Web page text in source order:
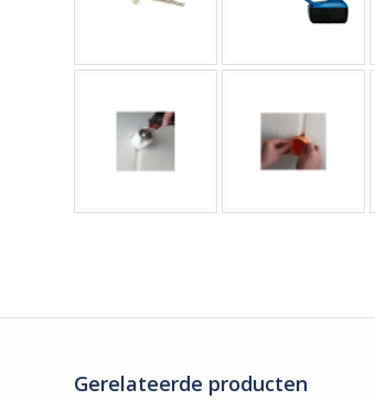
Gerelateerde producten